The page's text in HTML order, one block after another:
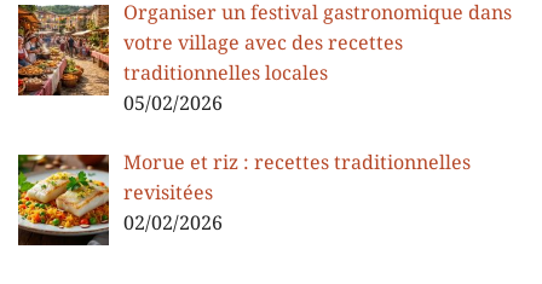
Organiser un festival gastronomique dans
votre village avec des recettes
traditionnelles locales
05/02/2026
Morue et riz : recettes traditionnelles
revisitées
02/02/2026